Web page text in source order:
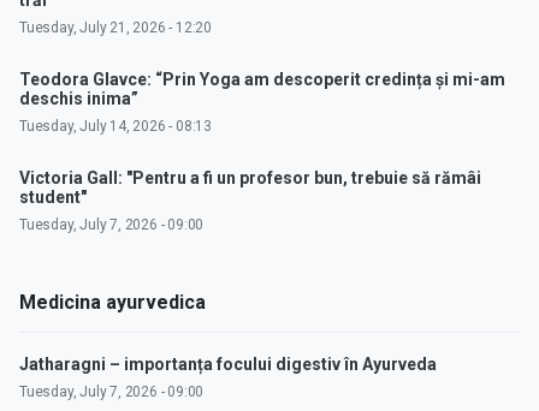
Tuesday, July 21, 2026 - 12:20
Teodora Glavce: “Prin Yoga am descoperit credința și mi-am
deschis inima”
Tuesday, July 14, 2026 - 08:13
Victoria Gall: "Pentru a fi un profesor bun, trebuie să rămâi
student"
Tuesday, July 7, 2026 - 09:00
Medicina ayurvedica
Jatharagni – importanța focului digestiv în Ayurveda
Tuesday, July 7, 2026 - 09:00